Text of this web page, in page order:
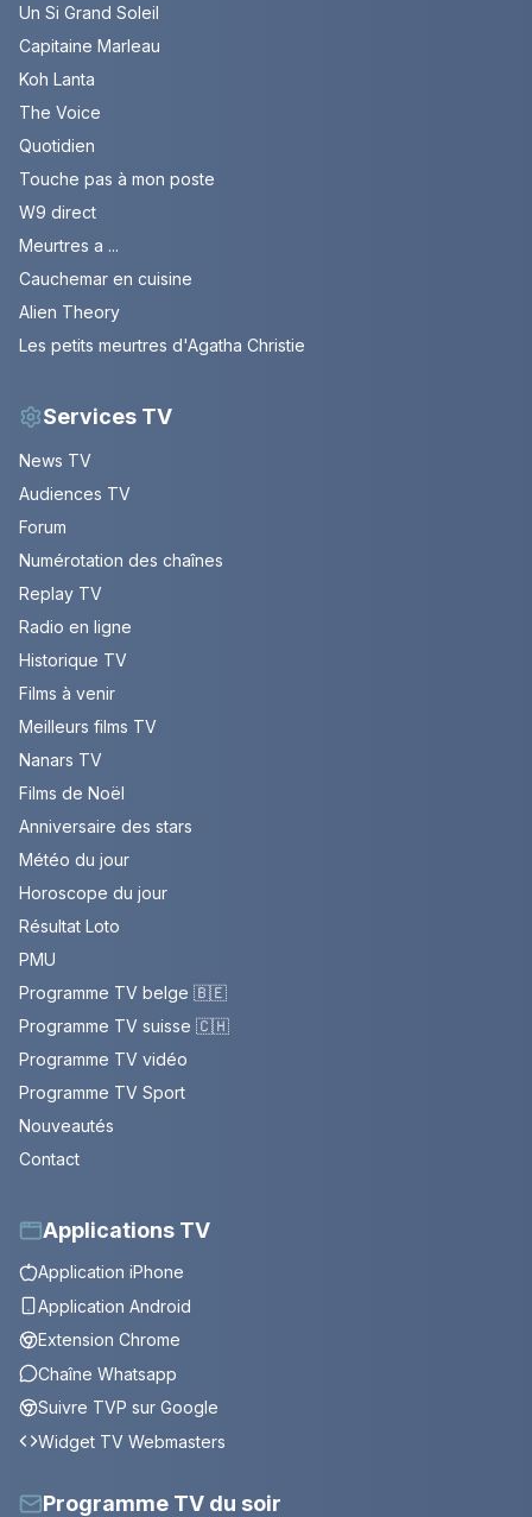
Un Si Grand Soleil
Capitaine Marleau
Koh Lanta
The Voice
Quotidien
Touche pas à mon poste
W9 direct
Meurtres a ...
Cauchemar en cuisine
Alien Theory
Les petits meurtres d'Agatha Christie
Services TV
News TV
Audiences TV
Forum
Numérotation des chaînes
Replay TV
Radio en ligne
Historique TV
Films à venir
Meilleurs films TV
Nanars TV
Films de Noël
Anniversaire des stars
Météo du jour
Horoscope du jour
Résultat Loto
PMU
Programme TV belge 🇧🇪
Programme TV suisse 🇨🇭
Programme TV vidéo
Programme TV Sport
Nouveautés
Contact
Applications TV
Application iPhone
Application Android
Extension Chrome
Chaîne Whatsapp
Suivre TVP sur Google
Widget TV Webmasters
Programme TV du soir